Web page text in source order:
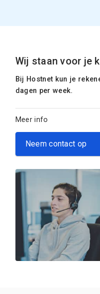
Wij staan voor je
Bij Hostnet kun je
dagen per week.
Meer info
Neem contact op